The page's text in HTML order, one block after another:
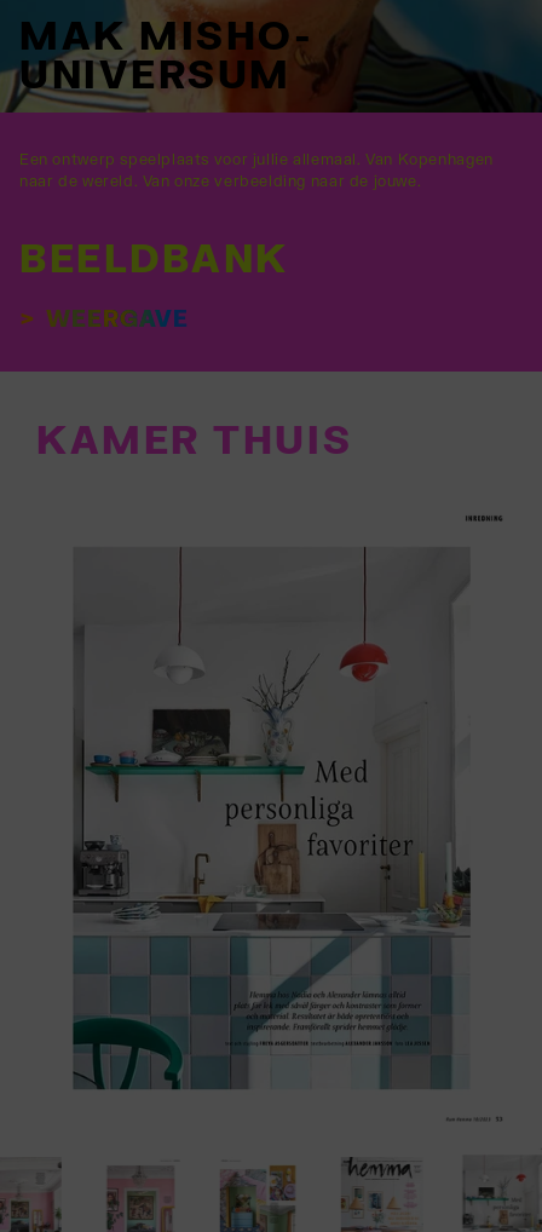
MAK MISHO-
UNIVERSUM
Een ontwerp speelplaats voor jullie allemaal. Van Kopenhagen
naar de wereld. Van onze verbeelding naar de jouwe.
BEELDBANK
WEERGAVE
KAMER THUIS